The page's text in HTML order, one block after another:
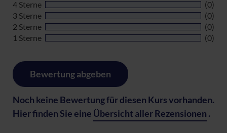
4 Sterne
(0)
3 Sterne
(0)
2 Sterne
(0)
1 Sterne
(0)
Bewertung abgeben
Noch keine Bewertung für diesen Kurs vorhanden.
Hier finden Sie eine Übersicht aller Rezensionen .